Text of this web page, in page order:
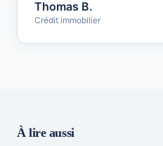
Thomas B.
Crédit immobilier
À lire aussi